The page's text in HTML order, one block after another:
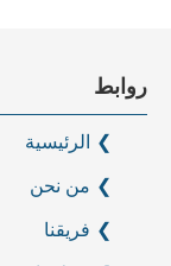
روابط
الرئيسية
من نحن
فريقنا